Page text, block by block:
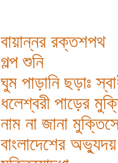
বায়ান্নর রক্তশপথ
গল্প শুনি
ঘুম পাড়ানি ছড়াঃ
ধলেশ্বরী পাড়ের
নাম না জানা
বাংলাদেশের অভ্যুদয়